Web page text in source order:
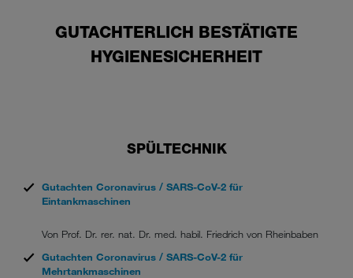
GUTACHTERLICH BESTÄTIGTE
HYGIENESICHERHEIT
SPÜLTECHNIK
Gutachten Coronavirus / SARS-CoV-2 für
Eintankmaschinen
Von Prof. Dr. rer. nat. Dr. med. habil. Friedrich von Rheinbaben
Gutachten Coronavirus / SARS-CoV-2 für
Mehrtankmaschinen